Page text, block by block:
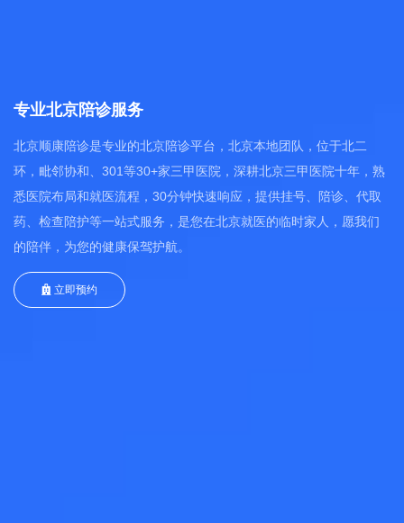
专业北京陪诊服务
北京顺康陪诊是专业的北京陪诊平台，北京本地团队，位于北二
环，毗邻协和、301等30+家三甲医院，深耕北京三甲医院十年，熟
悉医院布局和就医流程，30分钟快速响应，提供挂号、陪诊、代取
药、检查陪护等一站式服务，是您在北京就医的临时家人，愿我们
的陪伴，为您的健康保驾护航。
立即预约